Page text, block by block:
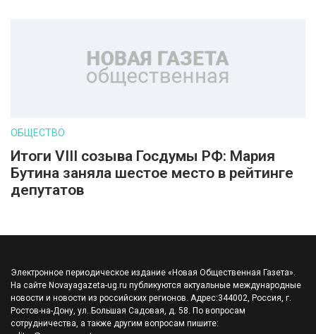
ОБЩЕСТВО
Итоги VIII созыва Госдумы РФ: Мария
Бутина заняла шестое место в рейтинге
депутатов
Электронное периодическое издание «Новая Общественная Газета».
На сайте Novayagazeta-ug.ru публикуются актуальные международные
новости и новости из российских регионов. Адрес:344002, Россия, г.
Ростов-на-Дону, ул. Большая Садовая, д. 58. По вопросам
сотрудничества, а также другим вопросам пишите: